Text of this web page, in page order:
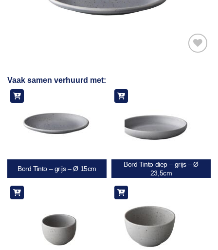
Vaak samen verhuurd met:
Bord Tinto – grijs – Ø 15cm
Bord Tinto diep – grijs – Ø
23,5cm